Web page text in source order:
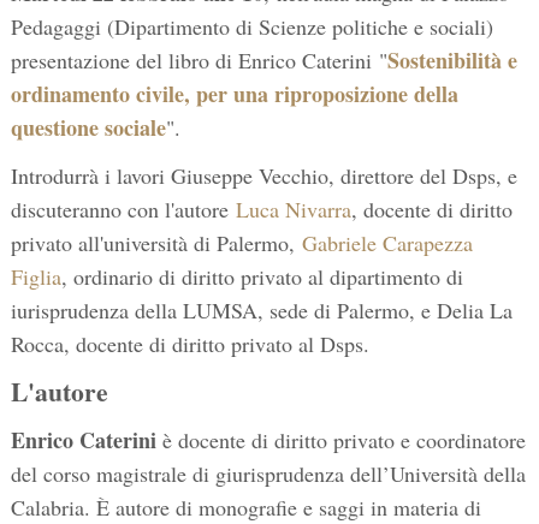
Pedagaggi (Dipartimento di Scienze politiche e sociali)
presentazione del libro di Enrico Caterini "Sostenibilità e
ordinamento civile, per una riproposizione della
questione sociale".
Introdurrà i lavori Giuseppe Vecchio, direttore del Dsps, e
discuteranno con l'autore Luca Nivarra, docente di diritto
privato all'università di Palermo, Gabriele Carapezza
Figlia, ordinario di diritto privato al dipartimento di
iurisprudenza della LUMSA, sede di Palermo, e Delia La
Rocca, docente di diritto privato al Dsps.
L'autore
Enrico Caterini è docente di diritto privato e coordinatore
del corso magistrale di giurisprudenza dell’Università della
Calabria. È autore di monografie e saggi in materia di